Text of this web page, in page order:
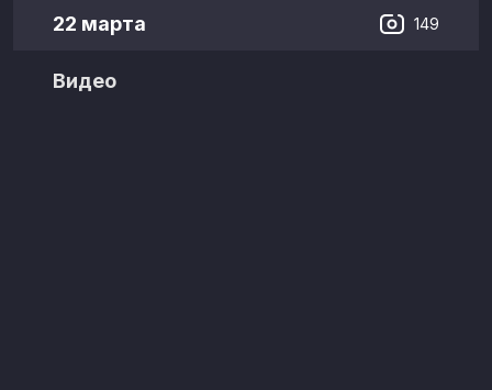
22 марта 149
Видео